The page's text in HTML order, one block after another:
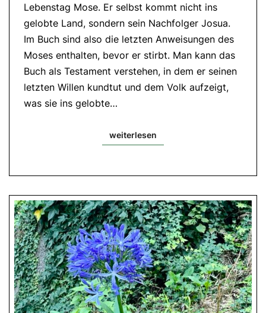
2.Lesung:
1
Kor
10,16-
17|
Joh
58
Lebenstag Mose. Er selbst kommt nicht ins
gelobte Land, sondern sein Nachfolger Josua.
Im Buch sind also die letzten Anweisungen des
Moses enthalten, bevor er stirbt. Man kann das
Buch als Testament verstehen, in dem er seinen
letzten Willen kundtut und dem Volk aufzeigt,
was sie ins gelobte…
weiterlesen